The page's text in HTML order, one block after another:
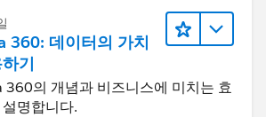
360: 데이터의 가치
기
360의 개념과 비즈니스에 미치는 효
명합니다.